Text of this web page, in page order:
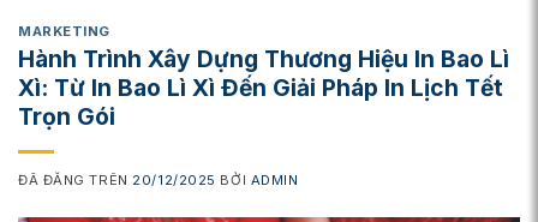
MARKETING
Hành Trình Xây Dựng Thương Hiệu In Bao Lì
Xì: Từ In Bao Lì Xì Đến Giải Pháp In Lịch Tết
Trọn Gói
ĐÃ ĐĂNG TRÊN 20/12/2025 BỞI ADMIN